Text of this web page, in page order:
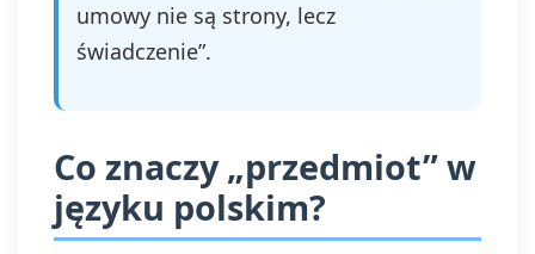
umowy nie są strony, lecz
świadczenie”.
Co znaczy „przedmiot” w
języku polskim?